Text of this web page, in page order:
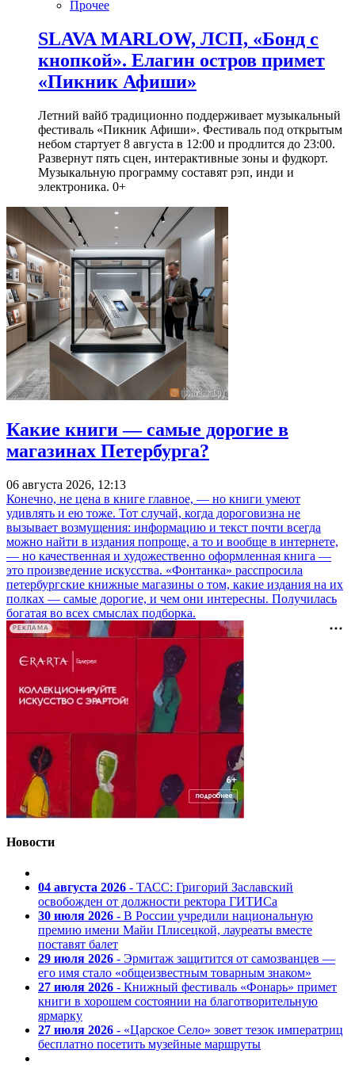
Прочее
SLAVA MARLOW, ЛСП, «Бонд с
кнопкой». Елагин остров примет
«Пикник Афиши»
Летний вайб традиционно поддерживает музыкальный
фестиваль «Пикник Афиши». Фестиваль под открытым
небом стартует 8 августа в 12:00 и продлится до 23:00.
Развернут пять сцен, интерактивные зоны и фудкорт.
Музыкальную программу составят рэп, инди и
электроника. 0+
Какие книги — самые дорогие в
магазинах Петербурга?
06 августа 2026, 12:13
Конечно, не цена в книге главное, — но книги умеют
удивлять и ею тоже. Тот случай, когда дороговизна не
вызывает возмущения: информацию и текст почти всегда
можно найти в издания попроще, а то и вообще в интернете,
— но качественная и художественно оформленная книга —
это произведение искусства. «Фонтанка» расспросила
петербургские книжные магазины о том, какие издания на их
полках — самые дорогие, и чем они интересны. Получилась
богатая во всех смыслах подборка.
РЕКЛАМА
Новости
04 августа 2026 - ТАСС: Григорий Заславский
освобожден от должности ректора ГИТИСа
30 июля 2026 - В России учредили национальную
премию имени Майи Плисецкой, лауреаты вместе
поставят балет
29 июля 2026 - Эрмитаж защитится от самозванцев —
его имя стало «общеизвестным товарным знаком»
27 июля 2026 - Книжный фестиваль «Фонарь» примет
книги в хорошем состоянии на благотворительную
ярмарку
27 июля 2026 - «Царское Село» зовет тезок императриц
бесплатно посетить музейные маршруты